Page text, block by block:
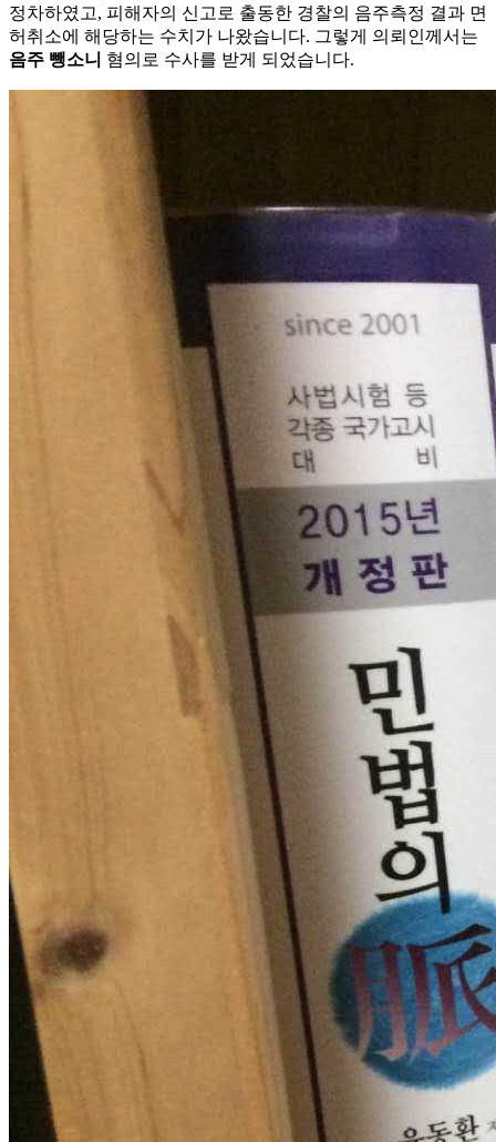
정차하였고, 피해자의 신고로 출동한 경찰의 음주측정 결과 면
허취소에 해당하는 수치가 나왔습니다. 그렇게 의뢰인께서는
음주 뺑소니 혐의로 수사를 받게 되었습니다.